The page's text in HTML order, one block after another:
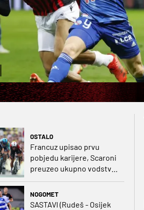
OSTALO
Francuz upisao prvu
pobjedu karijere, Scaroni
preuzeo ukupno vodstvo
NOGOMET
SASTAVI (Rudeš - Osijek